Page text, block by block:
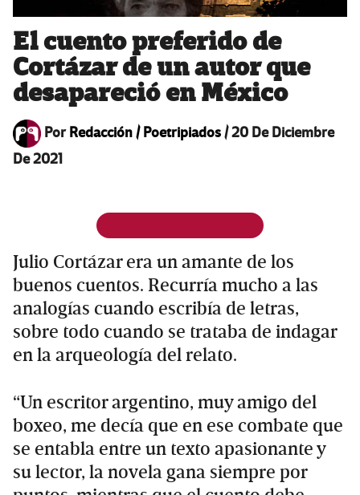
El cuento preferido de
Cortázar de un autor que
desapareció en México
PorRedacción / Poetripiados/20 De Diciembre
De 2021
Julio Cortázar era un amante de los
buenos cuentos. Recurría mucho a las
analogías cuando escribía de letras,
sobre todo cuando se trataba de indagar
en la arqueología del relato.
“Un escritor argentino, muy amigo del
boxeo, me decía que en ese combate que
se entabla entre un texto apasionante y
su lector, la novela gana siempre por